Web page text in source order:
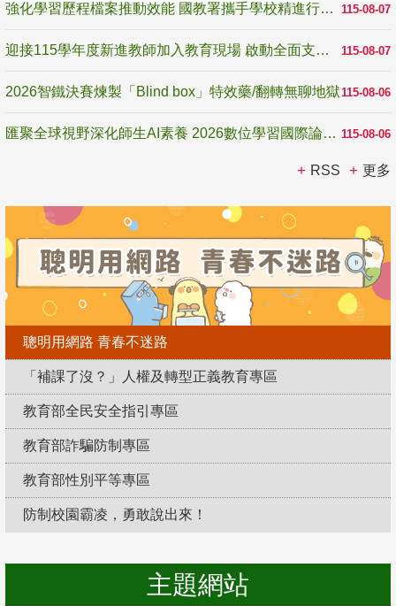
115-08-07
強化學習歷程檔案推動效能 國教署攜手學校精進行政與教學支持
115-08-07
迎接115學年度新進教師加入教育現場 啟動全面支持陪伴
115-08-06
2026智鐵決賽煉製「Blind box」特效藥/翻轉無聊地獄
115-08-06
匯聚全球視野深化師生AI素養 2026數位學習國際論壇高雄登場
RSS 更多
聰明用網路 青春不迷路
「補課了沒？」人權及轉型正義教育專區
教育部全民安全指引專區
教育部詐騙防制專區
教育部性別平等專區
防制校園霸凌，勇敢說出來！
主題網站